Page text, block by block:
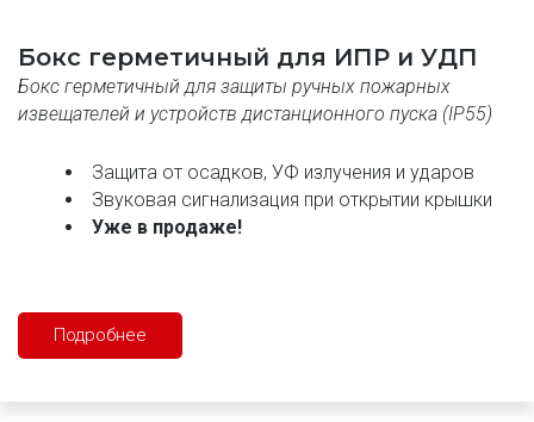
Бокс герметичный для ИПР и УДП
Бокс герметичный для защиты ручных пожарных
извещателей и устройств дистанционного пуска (IP55)
Защита от осадков, УФ излучения и ударов
Звуковая сигнализация при открытии крышки
Уже в продаже!
Подробнее